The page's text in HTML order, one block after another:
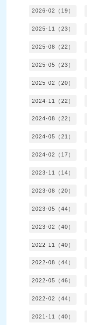
2026-02（19）
2025-11（23）
2025-08（22）
2025-05（23）
2025-02（20）
2024-11（22）
2024-08（22）
2024-05（21）
2024-02（17）
2023-11（14）
2023-08（20）
2023-05（44）
2023-02（40）
2022-11（40）
2022-08（44）
2022-05（46）
2022-02（44）
2021-11（40）